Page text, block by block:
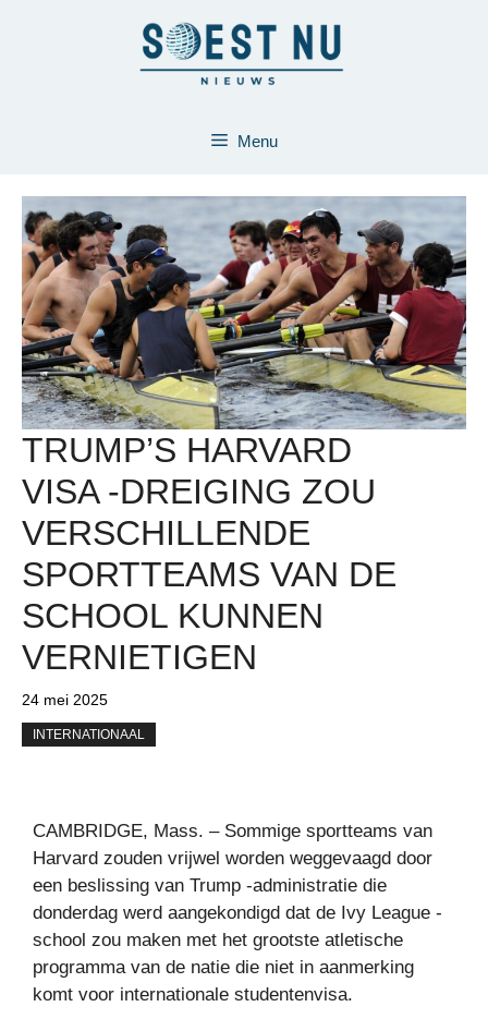
Menu
TRUMP’S HARVARD
VISA -DREIGING ZOU
VERSCHILLENDE
SPORTTEAMS VAN DE
SCHOOL KUNNEN
VERNIETIGEN
24 mei 2025
INTERNATIONAAL
CAMBRIDGE, Mass. – Sommige sportteams van
Harvard zouden vrijwel worden weggevaagd door
een beslissing van Trump -administratie die
donderdag werd aangekondigd dat de Ivy League -
school zou maken met het grootste atletische
programma van de natie die niet in aanmerking
komt voor internationale studentenvisa.